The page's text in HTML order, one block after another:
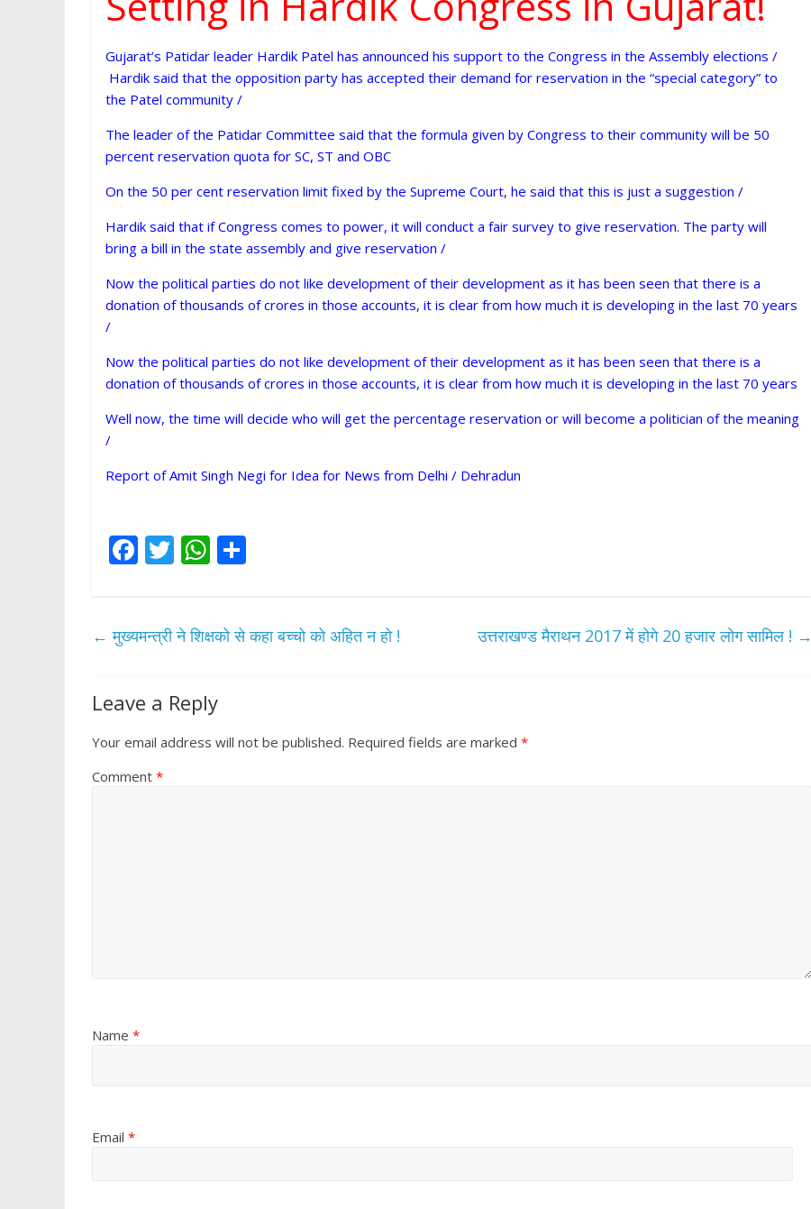
Gujarat’s Patidar leader Hardik Patel has announced his support to the Congress in the Assembly elections /
Hardik said that the opposition party has accepted their demand for reservation in the “special category” to
the Patel community /
The leader of the Patidar Committee said that the formula given by Congress to their community will be 50
percent reservation quota for SC, ST and OBC
On the 50 per cent reservation limit fixed by the Supreme Court, he said that this is just a suggestion /
Hardik said that if Congress comes to power, it will conduct a fair survey to give reservation. The party will
bring a bill in the state assembly and give reservation /
Now the political parties do not like development of their development as it has been seen that there is a
donation of thousands of crores in those accounts, it is clear from how much it is developing in the last 70 years
/
Now the political parties do not like development of their development as it has been seen that there is a
donation of thousands of crores in those accounts, it is clear from how much it is developing in the last 70 years
Well now, the time will decide who will get the percentage reservation or will become a politician of the meaning
/
Report of Amit Singh Negi for Idea for News from Delhi / Dehradun
F
b
o
k
T
er
W
s
p
p
e
← मुख्यमन्त्री ने शिक्षको से कहा बच्चो को अहित न हो ! उत्तराखण्ड मैराथन 2017 में होगे 20 हजार लोग सामिल ! →
Leave a Reply
Your email address will not be published. Required fields are marked *
Comment *
Name *
Email *